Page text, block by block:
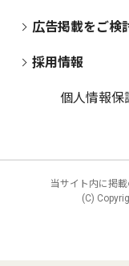
広告掲載をご検
採用情報
個人情報保
当サイト内に掲
(C)